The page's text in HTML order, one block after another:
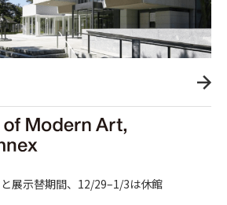
展示替期間、12/29–1/3は休館